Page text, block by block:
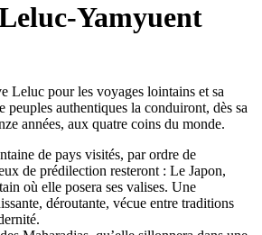
Yamyuent
Leluc pour les voyages lointains et sa
peuples authentiques la conduiront, dès sa
années, aux quatre coins du monde.
de pays visités, par ordre de
de prédilection resteront : Le Japon,
où elle posera ses valises. Une
déroutante, vécue entre traditions